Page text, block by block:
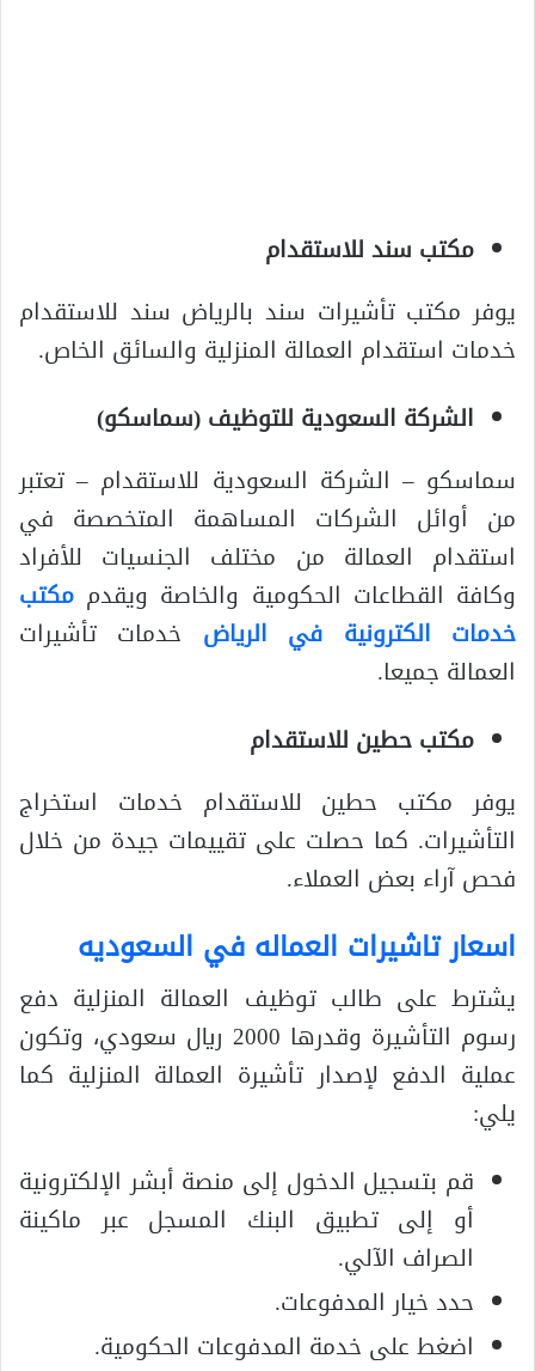
مكتب سند للاستقدام
يوفر مكتب تأشيرات سند بالرياض سند للاستقدام
خدمات استقدام العمالة المنزلية والسائق الخاص.
الشركة السعودية للتوظيف (سماسكو)
سماسكو – الشركة السعودية للاستقدام – تعتبر
من أوائل الشركات المساهمة المتخصصة في
استقدام العمالة من مختلف الجنسيات للأفراد
وكافة القطاعات الحكومية والخاصة ويقدم مكتب
خدمات الكترونية في الرياض خدمات تأشيرات
العمالة جميعا.
مكتب حطين للاستقدام
يوفر مكتب حطين للاستقدام خدمات استخراج
التأشيرات. كما حصلت على تقييمات جيدة من خلال
فحص آراء بعض العملاء.
اسعار تاشيرات العماله في السعوديه
يشترط على طالب توظيف العمالة المنزلية دفع
رسوم التأشيرة وقدرها 2000 ريال سعودي، وتكون
عملية الدفع لإصدار تأشيرة العمالة المنزلية كما
يلي:
قم بتسجيل الدخول إلى منصة أبشر الإلكترونية
أو إلى تطبيق البنك المسجل عبر ماكينة
الصراف الآلي.
حدد خيار المدفوعات.
اضغط على خدمة المدفوعات الحكومية.